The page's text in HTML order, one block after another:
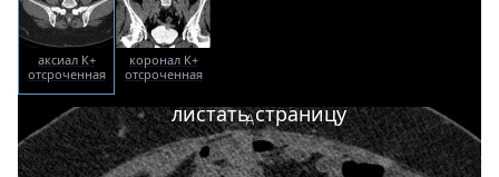
аксиал К+
отсроченная
коронал К+
отсроченная
листать страницу